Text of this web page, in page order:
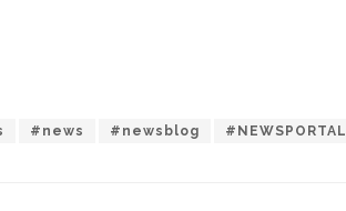
#news #newsblog #NEWSPORTAL